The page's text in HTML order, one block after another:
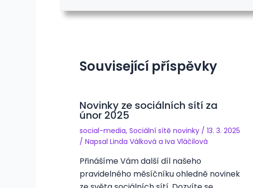
Související příspěvky
Novinky ze sociálních sítí za
únor 2025
social-media, Sociální sítě novinky / 13. 3. 2025
/ Napsal Linda Válková a Iva Vláčilová
Přinášíme Vám další díl našeho
pravidelného měsíčníku ohledně novinek